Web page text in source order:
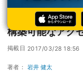
NEC、場所を
構築可能なアク
掲載日 2017/03/28 18:56
著者： 岩井 健太